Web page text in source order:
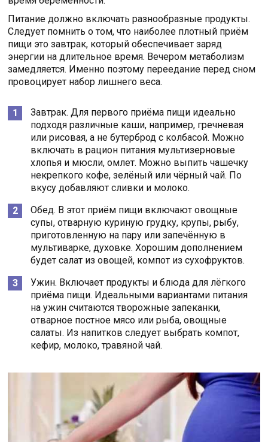
Питание должно включать разнообразные продукты.
Следует помнить о том, что наиболее плотный приём
пищи это завтрак, который обеспечивает заряд
энергии на длительное время. Вечером метаболизм
замедляется. Именно поэтому переедание перед сном
провоцирует набор лишнего веса.
Завтрак. Для первого приёма пищи идеально
подходя различные каши, например, гречневая
или рисовая, а не бутерброд с колбасой. Можно
включать в рацион питания мультизерновые
хлопья и мюсли, омлет. Можно выпить чашечку
некрепкого кофе, зелёный или чёрный чай. По
вкусу добавляют сливки и молоко.
Обед. В этот приём пищи включают овощные
супы, отварную куриную грудку, крупы, рыбу,
приготовленную на пару или запечённую в
мультиварке, духовке. Хорошим дополнением
будет салат из овощей, компот из сухофруктов.
Ужин. Включает продукты и блюда для лёгкого
приёма пищи. Идеальными вариантами питания
на ужин считаются творожные запеканки,
отварное постное мясо или рыба, овощные
салаты. Из напитков следует выбрать компот,
кефир, молоко, травяной чай.